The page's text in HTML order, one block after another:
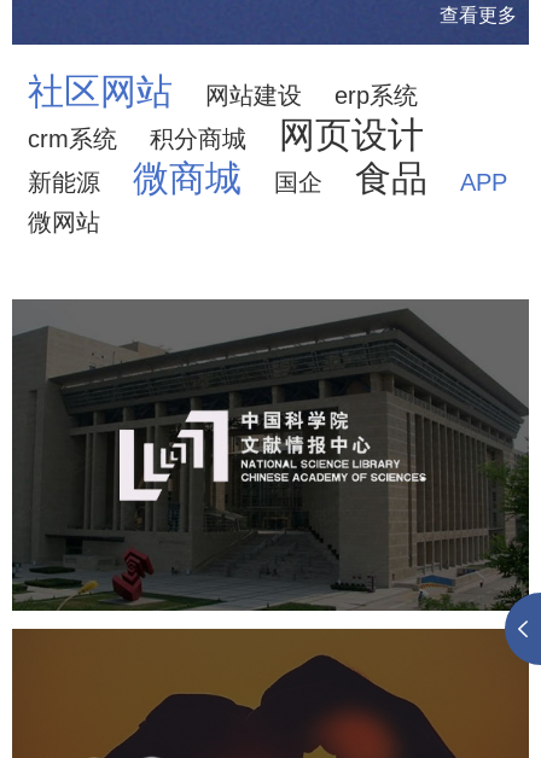
查看更多
社区网站 网站建设
erp系统
crm系统
积分商城 网页设计
新能源 微商城 国企 食品
APP
微网站
中国科学院文献情报中心
网站建设 虚拟展厅
数字博物馆建设
展厅空间设计
产品展厅设计
中国人体器官捐献管理中心